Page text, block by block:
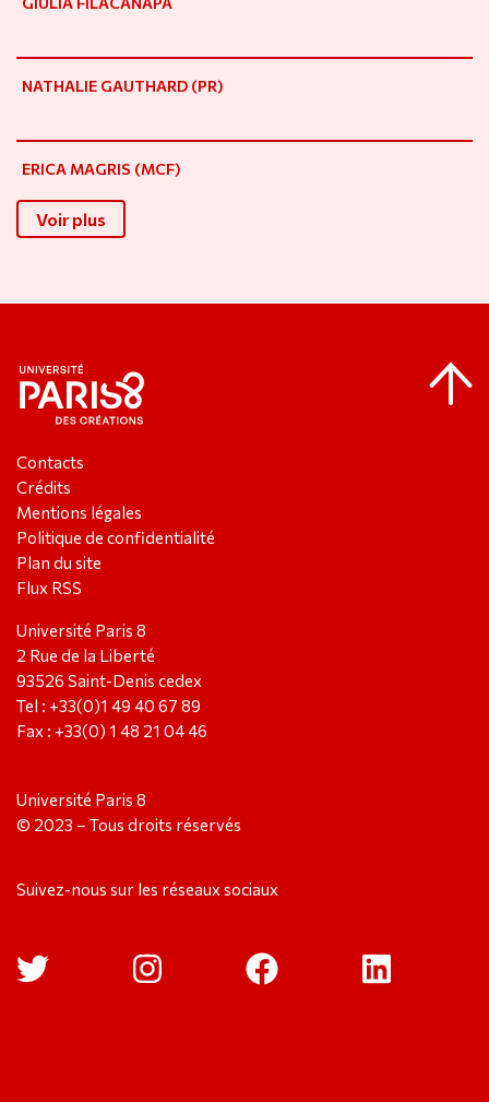
NATHALIE GAUTHARD (PR)
ERICA MAGRIS (MCF)
Voir plus
Contacts
Crédits
Mentions légales
Politique de confidentialité
Plan du site
Flux RSS
Université Paris 8
2 Rue de la Liberté
93526 Saint-Denis cedex
Tel : +33(0)1 49 40 67 89
Fax : +33(0) 1 48 21 04 46
Université Paris 8
© 2023 – Tous droits réservés
Suivez-nous sur les réseaux sociaux